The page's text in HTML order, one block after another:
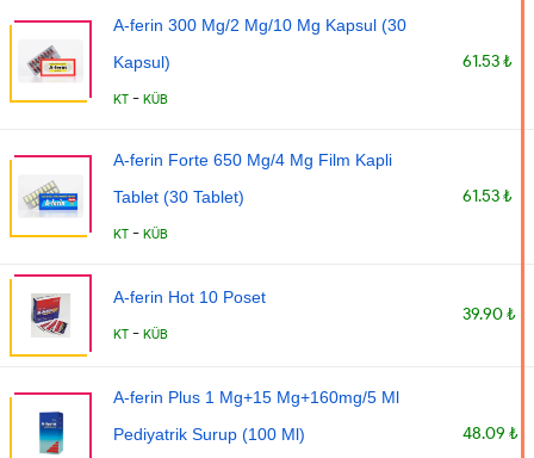
A-ferin 300 Mg/2 Mg/10 Mg Kapsul (30
Kapsul)
KT - KÜB
61.53 ₺
A-ferin Forte 650 Mg/4 Mg Film Kapli
Tablet (30 Tablet)
KT - KÜB
61.53 ₺
A-ferin Hot 10 Poset
KT - KÜB
39.90 ₺
A-ferin Plus 1 Mg+15 Mg+160mg/5 Ml
Pediyatrik Surup (100 Ml)
48.09 ₺